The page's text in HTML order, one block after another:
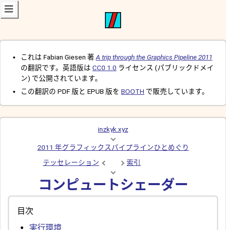
これは Fabian Giesen 著 A trip through the Graphics Pipeline 2011
の翻訳です。英語版は CC0 1.0 ライセンス (パブリックドメイ
ン) で公開されています。
この翻訳の PDF 版と EPUB 版を BOOTH で販売しています。
inzkyk.xyz
2011 年グラフィックスパイプラインひとめぐり
テッセレーション
索引
コンピュートシェーダー
目次
実行環境